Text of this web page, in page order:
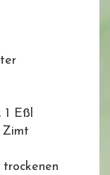
1 Eßl
Zimt